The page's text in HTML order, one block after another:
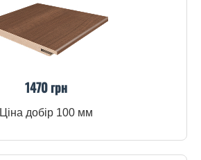
1470 грн
Ціна добір 100 мм